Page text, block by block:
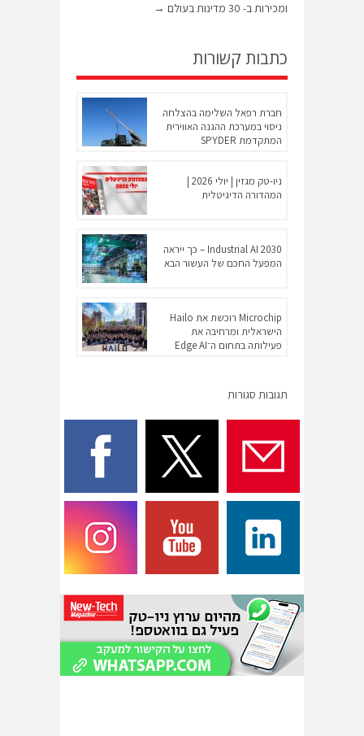
ומכירות ב- 30 מדינות בעולם →
כתבות קשורות
חברת רפאל השלימה בהצלחה
ניסוי במערכת ההגנה האווירית
המתקדמת SPYDER
ניו-טק מגזין | יולי 2026 |
המהדורה הדיגיטלית
Industrial AI 2030 – כך ייראה
המפעל החכם של העשור הבא
Microchip רוכשת את Hailo
הישראלית ומרחיבה את
פעילותה בתחום ה־Edge AI
תגובות סגורות